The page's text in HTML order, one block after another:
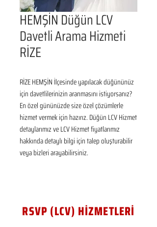
HEMŞİN Düğün LCV
Davetli Arama Hizmeti
RİZE
RİZE HEMŞİN İlçesinde yapılacak düğününüz
için davetlilerinizin aranmasını istiyorsanız?
En özel gününüzde size özel çözümlerle
hizmet vermek için hazırız. Düğün LCV Hizmet
detaylarımız ve LCV Hizmet fiyatlarımız
hakkında detaylı bilgi için talep oluşturabilir
veya bizleri arayabilirsiniz.
RSVP (LCV) HİZMETLERİ